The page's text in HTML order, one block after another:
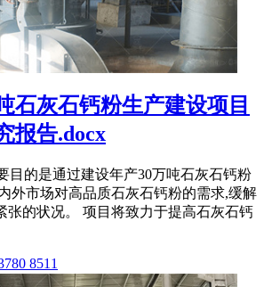
石灰石钙粉生产建设项目
报告.docx
目的是通过建设年产30万吨石灰石钙粉
外市场对高品质石灰石钙粉的需求,缓解
张的状况。 项目将致力于提高石灰石钙
8511